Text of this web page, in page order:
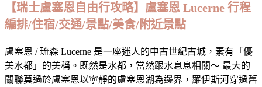
以
及
然
美
景
【瑞士盧塞恩自由行攻略】盧塞恩 Lucerne 行程
編排/住宿/交通/景點/美食/附近景點
盧塞恩 / 琉森 Lucerne 是一座迷人的中古世紀古城，素有「優
美水都」的美稱。既然是水都，當然跟水息息相關～ 最大的
關聯莫過於盧塞恩以寧靜的盧塞恩湖為邊界，羅伊斯河穿過舊